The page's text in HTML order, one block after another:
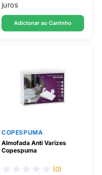
juros
Adicionar ao Carrinho
COPESPUMA
Almofada Anti Varizes
Copespuma
(0)